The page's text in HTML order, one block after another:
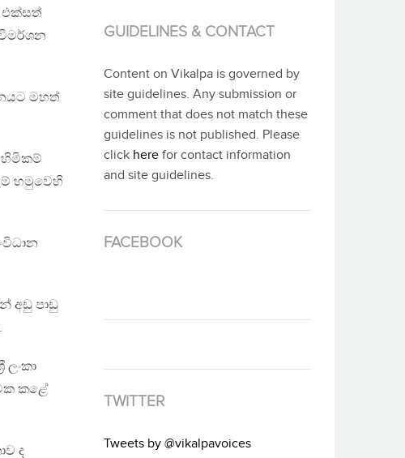
එක්සත්
මහත්
හිමිකම්
හමුවෙහි
අඩු පාඩු
ලංකා
කළේ
ද
GUIDELINES & CONTACT
Content on Vikalpa is governed by
site guidelines. Any submission or
comment that does not match these
guidelines is not published. Please
click here for contact information
and site guidelines.
FACEBOOK
TWITTER
Tweets by @vikalpavoices